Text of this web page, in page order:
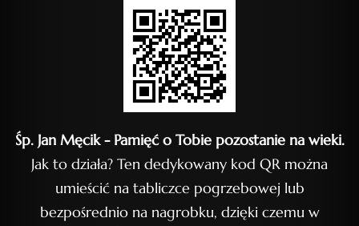
Śp. Jan Męcik - Pamięć o Tobie pozostanie na wieki.
Jak to działa? Ten dedykowany kod QR można
umieścić na tabliczce pogrzebowej lub
bezpośrednio na nagrobku, dzięki czemu w